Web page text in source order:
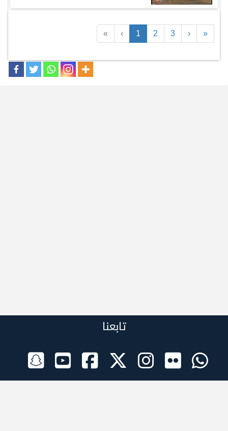
« ‹ 1 2 3 › »
تابعنا